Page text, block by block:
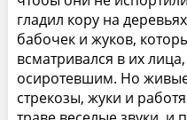
гладил кору на
бабочек и жуков,
всматривался в их
осиротевшим. Но
стрекозы, жуки и